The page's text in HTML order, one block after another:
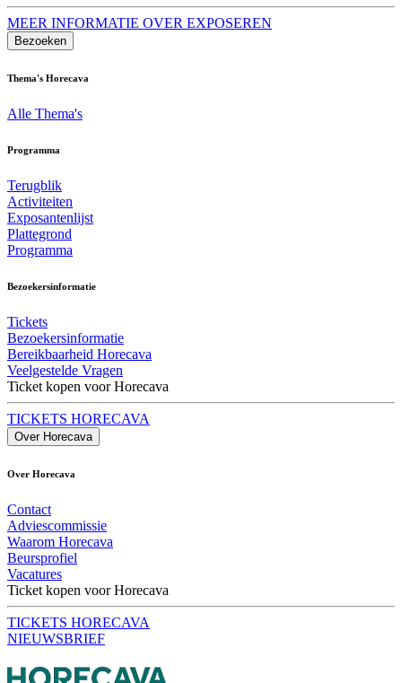
MEER INFORMATIE OVER EXPOSEREN
Bezoeken
Thema's Horecava
Alle Thema's
Programma
Terugblik
Activiteiten
Exposantenlijst
Plattegrond
Programma
Bezoekersinformatie
Tickets
Bezoekersinformatie
Bereikbaarheid Horecava
Veelgestelde Vragen
Ticket kopen voor Horecava
TICKETS HORECAVA
Over Horecava
Over Horecava
Contact
Adviescommissie
Waarom Horecava
Beursprofiel
Vacatures
Ticket kopen voor Horecava
TICKETS HORECAVA
NIEUWSBRIEF